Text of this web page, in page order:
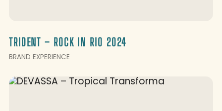
TRIDENT – ROCK IN RIO 2024
BRAND EXPERIENCE